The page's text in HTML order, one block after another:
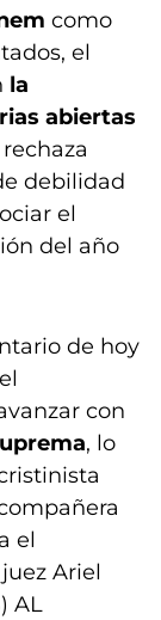
como
el
la
abiertas
debilidad
el
del año
de hoy
con
, lo
el
Ariel
AL